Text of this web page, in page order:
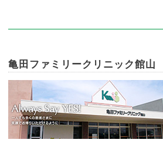
亀田ファミリークリニック館山